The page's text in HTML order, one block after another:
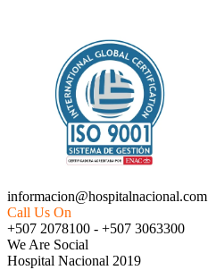
informacion@hospitalnacional.com
Call Us On
+507 2078100 - +507 3063300
We Are Social
Hospital Nacional 2019